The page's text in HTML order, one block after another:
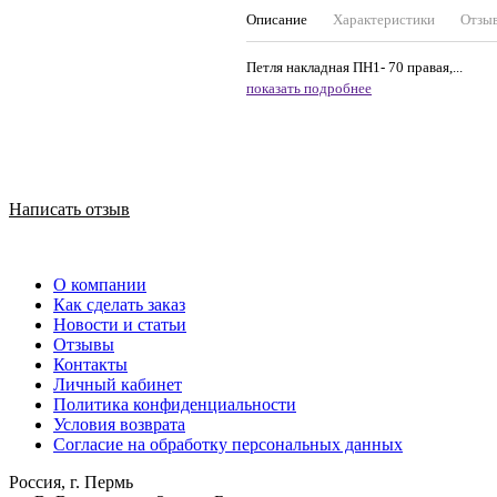
Описание Характеристики
Петля накладная ПН1- 70 правая,...
показать подробнее
Написать отзыв
О компании
Как сделать заказ
Новости и статьи
Отзывы
Контакты
Личный кабинет
Политика конфиденциальности
Условия возврата
Согласие на обработку персональных данных
Россия, г. Пермь